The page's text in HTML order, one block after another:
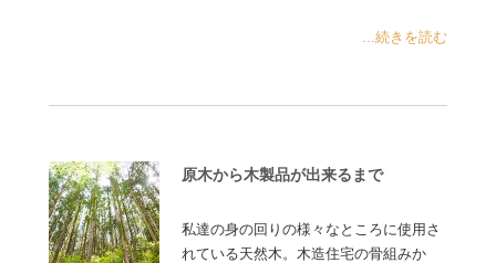
...続きを読む
原木から木製品が出来るまで
私達の身の回りの様々なところに使用さ
れている天然木。木造住宅の骨組みか